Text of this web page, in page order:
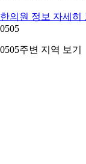
한의원 정보 자세히
0505
0505주변 지역 보기